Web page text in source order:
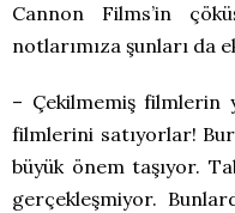
Cannon Films’in
notlarımıza şunları da
– Çekilmemiş filmlerin
filmlerini satıyorlar!
büyük önem taşıyor.
gerçekleşmiyor.